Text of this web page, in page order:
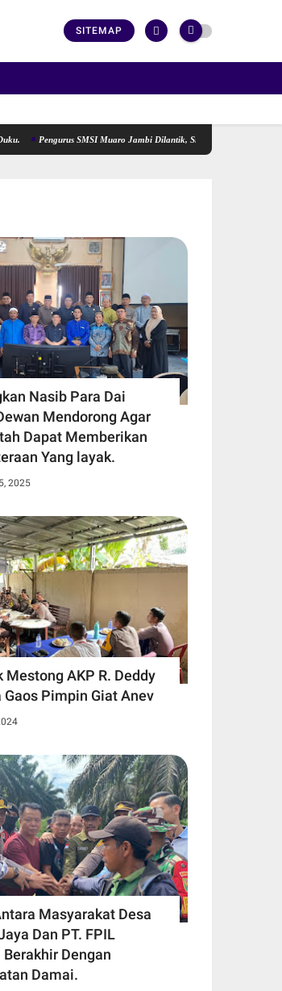
SITEMAP
SMSI Muaro Jambi Dilantik, Siap Menjadi Lokomotif
Nasib Para Dai
Mendorong Agar
Dapat Memberikan
Yang layak.
2025
Mestong AKP R. Deddy
Gaos Pimpin Giat Anev
Masyarakat Desa
Dan PT. FPIL
Dengan
Damai.